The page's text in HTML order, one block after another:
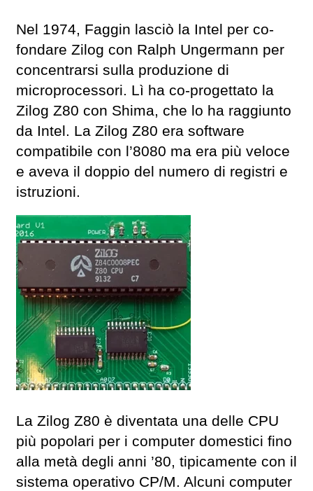
Nel 1974, Faggin lasciò la Intel per co-
fondare Zilog con Ralph Ungermann per
concentrarsi sulla produzione di
microprocessori. Lì ha co-progettato la
Zilog Z80 con Shima, che lo ha raggiunto
da Intel. La Zilog Z80 era software
compatibile con l’8080 ma era più veloce
e aveva il doppio del numero di registri e
istruzioni.
La Zilog Z80 è diventata una delle CPU
più popolari per i computer domestici fino
alla metà degli anni ’80, tipicamente con il
sistema operativo CP/M. Alcuni computer